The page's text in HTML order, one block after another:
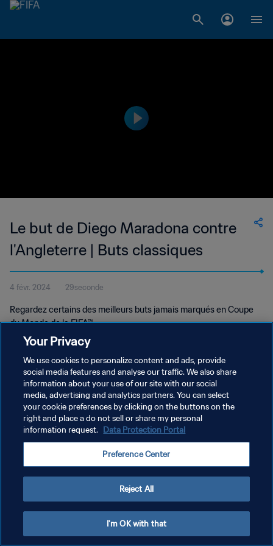
Le but de Diego Maradona contre
l'Angleterre | Buts classiques
4 févr. 2024 29seconde
Regardez certains des meilleurs buts jamais marqués en Coupe
du Monde de la FIFA™.
POLITIQUE DE CONFIDENTIALITÉ
CONDITIONS D'UTILISATION
GÉRER VOS PRÉFÉRENCES SUR LES COOKIES
Your Privacy
We use cookies to personalize content and ads, provide
social media features and analyse our traffic. We also share
information about your use of our site with our social
media, advertising and analytics partners. You can select
your cookie preferences by clicking on the buttons on the
right and place a do not sell or share my personal
information request. Data Protection Portal
Preference Center
Reject All
I'm OK with that